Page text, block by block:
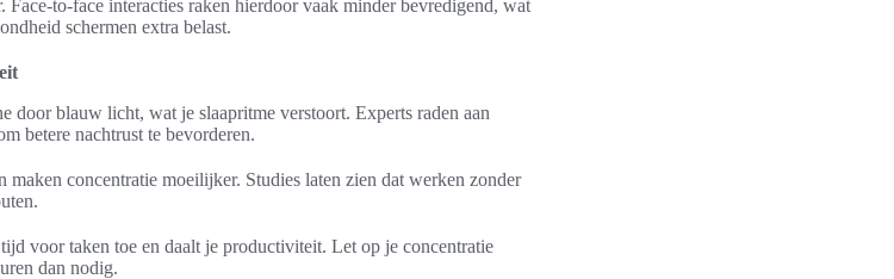
to-face interacties raken hierdoor vaak minder bevredigend, wat
schermen extra belast.
door blauw licht, wat je slaapritme verstoort. Experts raden aan
betere nachtrust te bevorderen.
concentratie moeilijker. Studies laten zien dat werken zonder
voor taken toe en daalt je productiviteit. Let op je concentratie
dan nodig.